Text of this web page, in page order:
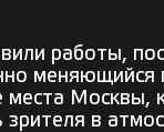
работы,
меняющийся
Москвы,
зрителя в